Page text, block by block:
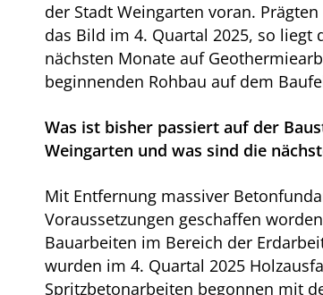
der Stadt Weingarten voran.
das Bild im 4. Quartal 2025, so liegt
nächsten Monate auf
beginnenden Rohbau auf dem
Was ist bisher passiert auf der
Weingarten und was sind die
Mit Entfernung massiver
Voraussetzungen geschaffen
Bauarbeiten im Bereich der
wurden im 4. Quartal 2025
Spritzbetonarbeiten begonnen mit